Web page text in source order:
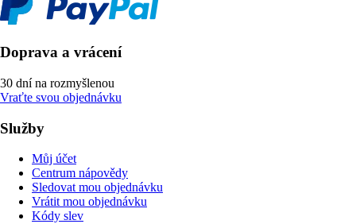
Doprava a vrácení
30 dní na rozmyšlenou
Vraťte svou objednávku
Služby
Můj účet
Centrum nápovědy
Sledovat mou objednávku
Vrátit mou objednávku
Kódy slev